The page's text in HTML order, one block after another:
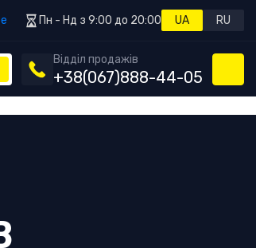
Пн - Нд з 9:00 до 20:00 UA RU
Відділ продажів
+38(067)888-44-05